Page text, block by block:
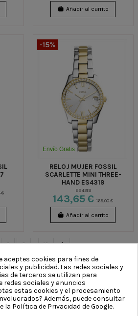
Añadir al carrito
€
Envío Gratis
-15%
RELOJ MUJER FOSSIL
SCARLETTE MINI THREE-
HAND ES4319
ES4319
143,65 €169,00 €
Añadir al carrito
2 3 … 12
aceptes cookies para fines de
y publicidad. Las redes sociales y
de terceros se utilizan para
redes sociales y anuncios
estas cookies y el procesamiento
Además, puede consultar
la Política de Privacidad de Google.